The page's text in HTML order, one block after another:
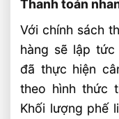
Thanh toán
Với chính sách
hàng sẽ lập
đã thực hiện
theo hình thức
Khối lượng phế